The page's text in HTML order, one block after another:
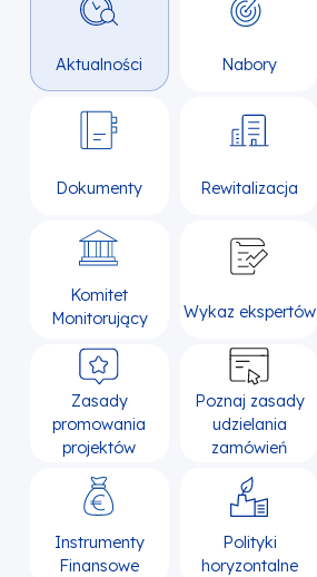
Aktualności Nabory
Dokumenty Rewitalizacja
Komitet
Monitorujący
Wykaz ekspertów
Zasady
promowania
projektów
Poznaj zasady
udzielania
zamówień
Instrumenty
Finansowe
Polityki
horyzontalne